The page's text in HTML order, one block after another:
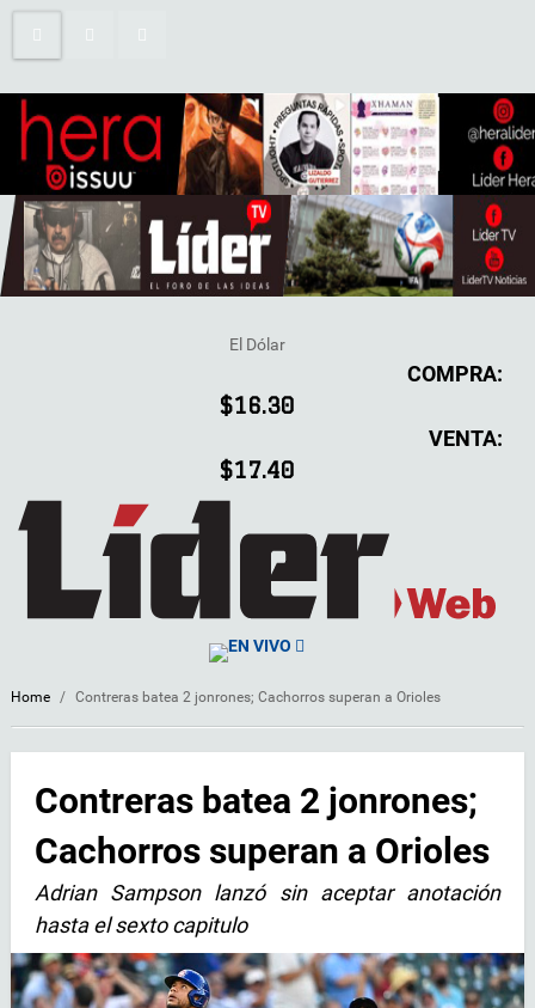
El Dólar
COMPRA:
$16.30
VENTA:
$17.40
EN VIVO
Home / Contreras batea 2 jonrones; Cachorros superan a Orioles
Contreras batea 2 jonrones;
Cachorros superan a Orioles
Adrian Sampson lanzó sin aceptar anotación
hasta el sexto capitulo